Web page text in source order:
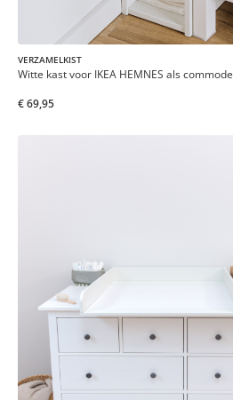
VERZAMELKIST
Witte kast voor IKEA HEMNES als commode
€ 69,95